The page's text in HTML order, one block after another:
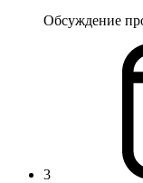
Обсуждение
3